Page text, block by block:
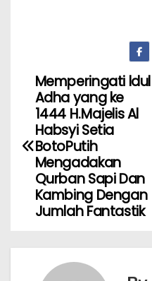
Memperingati ldul
Adha yang ke
1444 H.Majelis Al
Habsyi Setia
BotoPutih
Mengadakan
Qurban Sapi Dan
Kambing Dengan
Jumlah Fantastik